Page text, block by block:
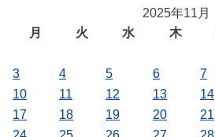
2025年11月
月
火 水 木
3
4 5 6 7
10
11 12 13 14
17
18 19 20 21